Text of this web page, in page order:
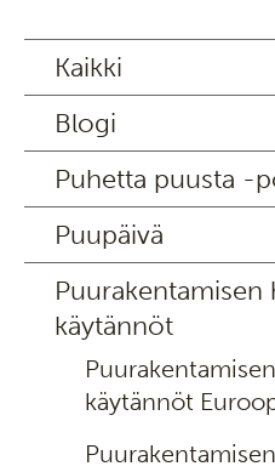
Kaikki
Blogi
Puhetta puusta -
Puupäivä
Puurakentamisen
käytännöt
käytännöt